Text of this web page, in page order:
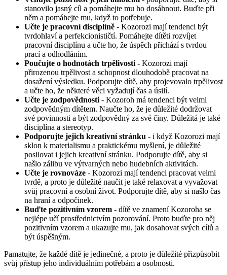
stanovilo jasný cíl a pomáhejte mu ho dosáhnout. Buďte při
něm a pomáhejte mu, když to potřebuje.
Učte je pracovní disciplíně - Kozorozi mají tendenci být
tvrdohlaví a perfekcionističtí. Pomáhejte dítěti rozvíjet
pracovní disciplínu a učte ho, že úspěch přichází s tvrdou
prací a odhodláním.
Poučujte o hodnotách trpělivosti - Kozorozi mají
přirozenou trpělivost a schopnost dlouhodobě pracovat na
dosažení výsledku. Podporujte dítě, aby projevovalo trpělivost
a učte ho, že některé věci vyžadují čas a úsilí.
Učte je zodpovědnosti - Kozoroh má tendenci být velmi
zodpovědným dítětem. Naučte ho, že je důležité dodržovat
své povinnosti a být zodpovědný za své činy. Důležitá je také
disciplína a stereotyp.
Podporujte jejich kreativní stránku - i když Kozorozi mají
sklon k materialismu a praktickému myšlení, je důležité
posilovat i jejich kreativní stránku. Podporujte dítě, aby si
našlo zálibu ve výtvarných nebo hudebních aktivitách.
Učte je rovnováze - Kozorozi mají tendenci pracovat velmi
tvrdě, a proto je důležité naučit je také relaxovat a vyvažovat
svůj pracovní a osobní život. Podporujte dítě, aby si našlo čas
na hraní a odpočinek.
Buďte pozitivním vzorem - dítě ve znamení Kozoroha se
nejlépe učí prostřednictvím pozorování. Proto buďte pro něj
pozitivním vzorem a ukazujte mu, jak dosahovat svých cílů a
být úspěšným.
Pamatujte, že každé dítě je jedinečné, a proto je důležité přizpůsobit
svůj přístup jeho individuálním potřebám a osobnosti.